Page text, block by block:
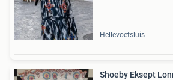
Hellevoetsluis
Shoeby Eksept